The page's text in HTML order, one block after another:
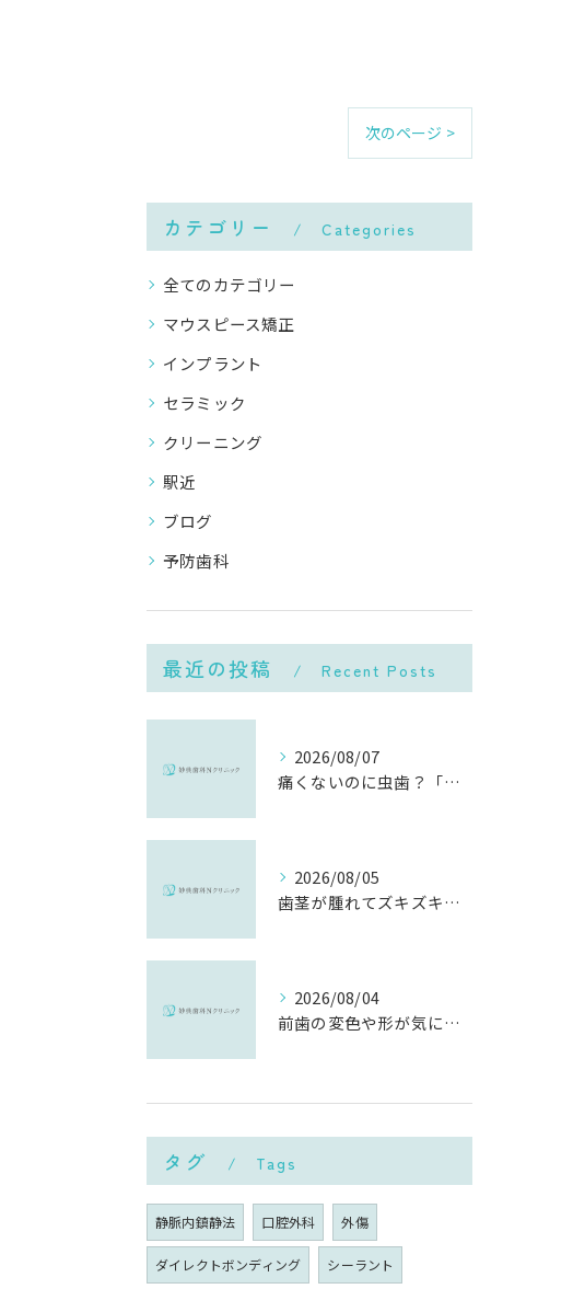
次のページ >
カテゴリー Categories
全てのカテゴリー
マウスピース矯正
インプラント
セラミック
クリーニング
駅近
ブログ
予防歯科
最近の投稿 Recent Posts
2026/08/07
痛くないのに虫歯？「痛みのない虫歯」が進行する理由と発見方法
2026/08/05
歯茎が腫れてズキズキ痛む時の応急処置と、早めに受診すべき理由
2026/08/04
前歯の変色や形が気になる…削らずにきれいに整える「ダイレクトボンディング」とは？
タグ Tags
静脈内鎮静法 口腔外科 外傷
ダイレクトボンディング シーラント